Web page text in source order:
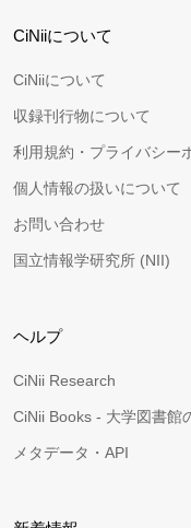
CiNiiについて
CiNiiについて
収録刊行物について
利用規約・プライバシー
個人情報の扱いについて
お問い合わせ
国立情報学研究所 (NII)
ヘルプ
CiNii Research
CiNii Books - 大学図書館
メタデータ・API